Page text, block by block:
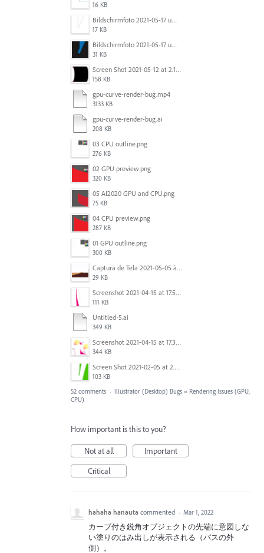
16 KB
Bildschirmfoto 2021-05-17 um 10.29.43.jpg
17 KB
Bildschirmfoto 2021-05-17 um 10.29.36.jpg
31 KB
Screen Shot 2021-05-12 at 2.18.09 PM.png
158 KB
gpu-curve-render-bug.mp4
3133 KB
gpu-curve-render-bug.ai
208 KB
03 CPU outline.png
276 KB
02 GPU preview.png
320 KB
05 AI2020 GPU and CPU.png
75 KB
04 CPU preview.png
287 KB
01 GPU outline.png
300 KB
Captura de Tela 2021-05-05 às 7.56.29 PM.png
29 KB
Screenshot 2021-04-15 at 17.54.05.png
111 KB
Untitled-5.ai
349 KB
Screenshot 2021-04-15 at 17.38.17.png
344 KB
Screen Shot 2021-02-05 at 2.32.40 PM.png
103 KB
52 comments · Illustrator (Desktop) Bugs » Rendering Issues (GPU,
CPU)
How important is this to you?
Not at all
Important
Critical
hahaha hanauta commented · Mar 1, 2022
カーブ付き鋭角オブジェクトの先端に意図しな
い塗りのはみ出しが表示される（パスの外
側）。